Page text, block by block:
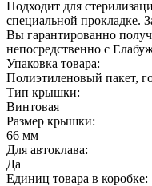
Подходит для
специальной прокладке.
Вы гарантированно
непосредственно с
Упаковка товара:
Полиэтиленовый пакет,
Тип крышки:
Винтовая
Размер крышки:
66 мм
Для автоклава:
Да
Единиц товара в коробке: